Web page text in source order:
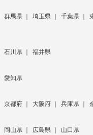
群馬県 埼玉県 千葉県
石川県 福井県
愛知県
京都府 大阪府 兵庫県
岡山県 広島県 山口県